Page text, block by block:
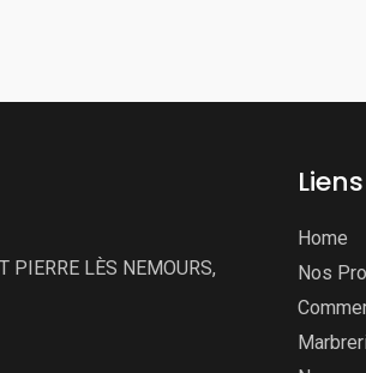
PIERRE LÈS NEMOURS,
Home
Nos